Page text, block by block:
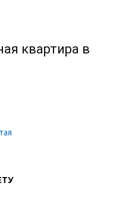
квартира в